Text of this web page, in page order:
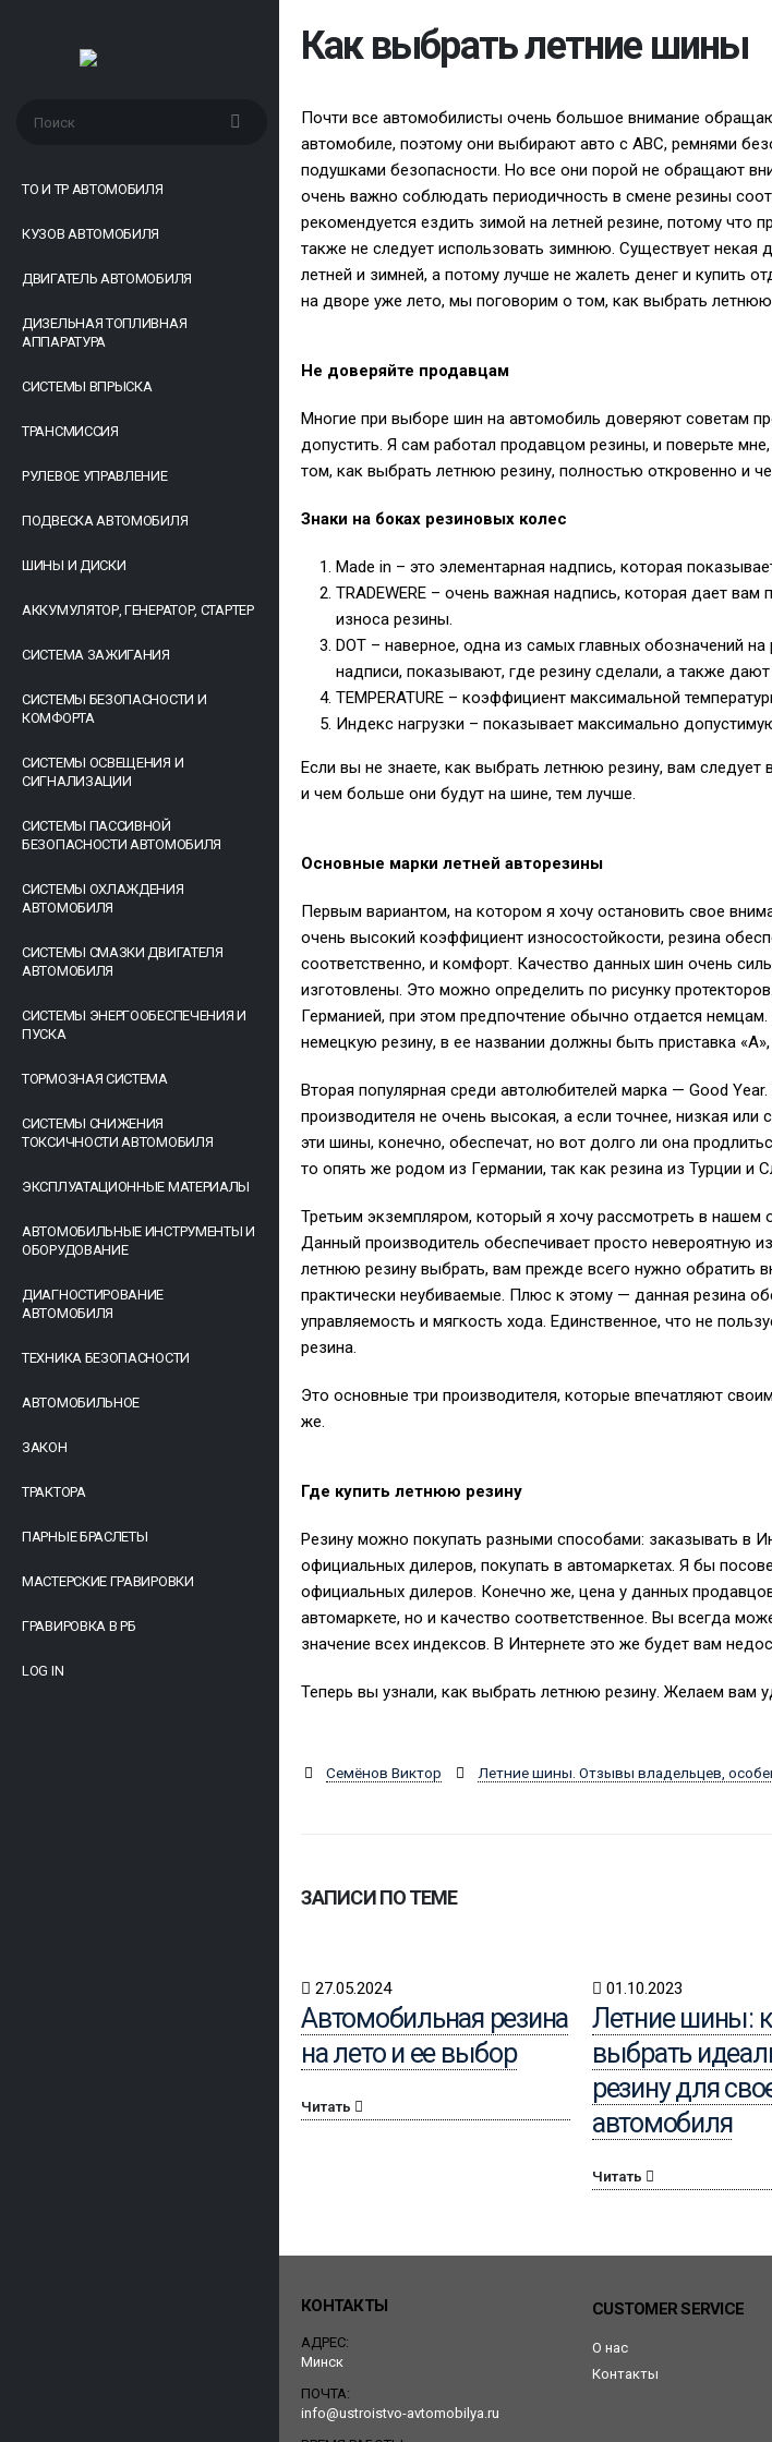
ТО И ТР АВТОМОБИЛЯ
КУЗОВ АВТОМОБИЛЯ
ДВИГАТЕЛЬ АВТОМОБИЛЯ
ДИЗЕЛЬНАЯ ТОПЛИВНАЯ
АППАРАТУРА
СИСТЕМЫ ВПРЫСКА
ТРАНСМИССИЯ
РУЛЕВОЕ УПРАВЛЕНИЕ
ПОДВЕСКА АВТОМОБИЛЯ
ШИНЫ И ДИСКИ
АККУМУЛЯТОР, ГЕНЕРАТОР, СТАРТЕР
СИСТЕМА ЗАЖИГАНИЯ
СИСТЕМЫ БЕЗОПАСНОСТИ И
КОМФОРТА
СИСТЕМЫ ОСВЕЩЕНИЯ И
СИГНАЛИЗАЦИИ
СИСТЕМЫ ПАССИВНОЙ
БЕЗОПАСНОСТИ АВТОМОБИЛЯ
СИСТЕМЫ ОХЛАЖДЕНИЯ
АВТОМОБИЛЯ
СИСТЕМЫ СМАЗКИ ДВИГАТЕЛЯ
АВТОМОБИЛЯ
СИСТЕМЫ ЭНЕРГООБЕСПЕЧЕНИЯ И
ПУСКА
ТОРМОЗНАЯ СИСТЕМА
СИСТЕМЫ СНИЖЕНИЯ
ТОКСИЧНОСТИ АВТОМОБИЛЯ
ЭКСПЛУАТАЦИОННЫЕ МАТЕРИАЛЫ
АВТОМОБИЛЬНЫЕ ИНСТРУМЕНТЫ И
ОБОРУДОВАНИЕ
ДИАГНОСТИРОВАНИЕ
АВТОМОБИЛЯ
ТЕХНИКА БЕЗОПАСНОСТИ
АВТОМОБИЛЬНОЕ
ЗАКОН
ТРАКТОРА
ПАРНЫЕ БРАСЛЕТЫ
МАСТЕРСКИЕ ГРАВИРОВКИ
ГРАВИРОВКА В РБ
LOG IN
Как выбрать летние шины
Почти все автомобилисты очень большое внимание
автомобиле, поэтому они выбирают авто с АВС, ремнями
подушками безопасности. Но все они порой не обращают
очень важно соблюдать периодичность в смене резины
рекомендуется ездить зимой на летней резине, потому что
также не следует использовать зимнюю. Существует некая
летней и зимней, а потому лучше не жалеть денег и купить
на дворе уже лето, мы поговорим о том, как выбрать летнюю
Не доверяйте продавцам
Многие при выборе шин на автомобиль доверяют советам
допустить. Я сам работал продавцом резины, и поверьте
том, как выбрать летнюю резину, полностью откровенно и
Знаки на боках резиновых колес
Made in – это элементарная надпись, которая
TRADEWERE – очень важная надпись, которая дает
износа резины.
DOT – наверное, одна из самых главных обозначений
надписи, показывают, где резину сделали, а также
TEMPERATURE – коэффициент максимальной
Индекс нагрузки – показывает максимально
Если вы не знаете, как выбрать летнюю резину, вам
и чем больше они будут на шине, тем лучше.
Основные марки летней авторезины
Первым вариантом, на котором я хочу остановить свое
очень высокий коэффициент износостойкости, резина
соответственно, и комфорт. Качество данных шин очень
изготовлены. Это можно определить по рисунку
Германией, при этом предпочтение обычно отдается
немецкую резину, в ее названии должны быть приставка «А»,
Вторая популярная среди автолюбителей марка — Good
производителя не очень высокая, а если точнее, низкая
эти шины, конечно, обеспечат, но вот долго ли она
то опять же родом из Германии, так как резина из Турции и
Третьим экземпляром, который я хочу рассмотреть в нашем
Данный производитель обеспечивает просто невероятную
летнюю резину выбрать, вам прежде всего нужно обратить
практически неубиваемые. Плюс к этому — данная резина
управляемость и мягкость хода. Единственное, что не
резина.
Это основные три производителя, которые впечатляют
же.
Где купить летнюю резину
Резину можно покупать разными способами: заказывать в
официальных дилеров, покупать в автомаркетах. Я бы
официальных дилеров. Конечно же, цена у данных
автомаркете, но и качество соответственное. Вы всегда
значение всех индексов. В Интернете это же будет вам
Теперь вы узнали, как выбрать летнюю резину. Желаем вам
Семёнов Виктор Летние шины. Отзывы владельцев,
ЗАПИСИ ПО ТЕМЕ
27.05.2024
Автомобильная резина
на лето и ее выбор
Читать
01.10.2023
Летние шины:
выбрать
резину для
автомобиля
Читать
КОНТАКТЫ
АДРЕС:
Минск
ПОЧТА:
info@ustroistvo-avtomobilya.ru
CUSTOMER SERVICE
О нас
Контакты